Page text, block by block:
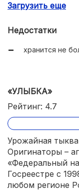
можно
Загрузить еще
Недостатки
хранится не
«УЛЫБКА»
Рейтинг: 4.7
Урожайная
Оригинаторы –
«Федеральный
Госреестре с
любом регионе